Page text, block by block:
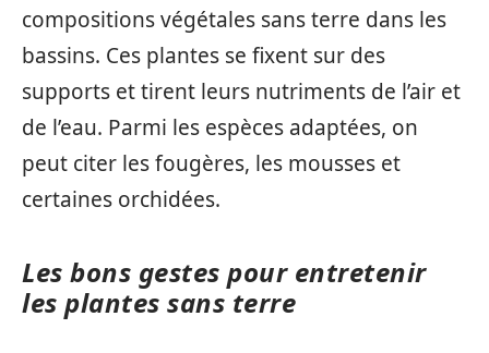
compositions végétales sans terre dans les
bassins. Ces plantes se fixent sur des
supports et tirent leurs nutriments de l’air et
de l’eau. Parmi les espèces adaptées, on
peut citer les fougères, les mousses et
certaines orchidées.
Les bons gestes pour entretenir
les plantes sans terre